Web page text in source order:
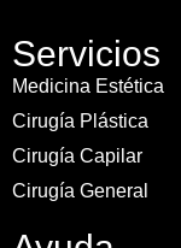
Servicios
Medicina Estética
Cirugía Plástica
Cirugía Capilar
Cirugía General